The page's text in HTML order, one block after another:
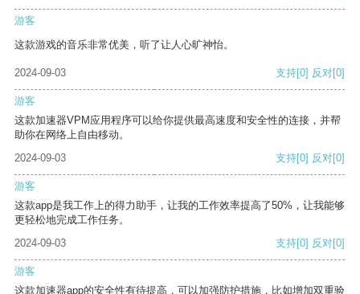
游客
这款游戏的音乐非常优美，听了让人心旷神怡。
2024-09-03 支持[0] 反对[0]
游客
这款加速器VPM应用程序可以给你提供最高速度和安全性的连接，并帮
助你在网络上自由移动。
2024-09-03
支持[0] 反对[0]
游客
这款app是我工作上的得力助手，让我的工作效率提高了50%，让我能够
更轻松地完成工作任务。
2024-09-03
支持[0] 反对[0]
游客
这款加速器app的安全性有待提高，可以加强防护措施，比如增加双重验